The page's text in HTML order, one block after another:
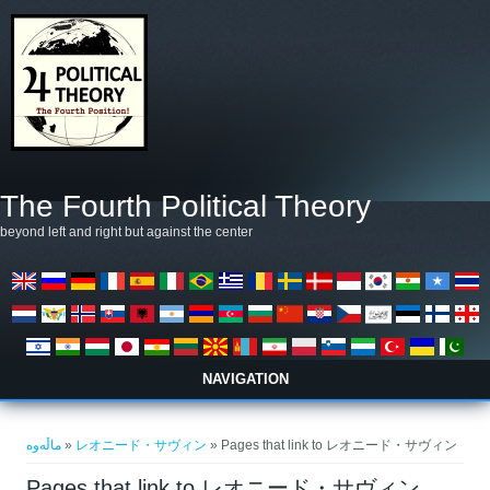
The Fourth Political Theory
beyond left and right but against the center
NAVIGATION
تۆ لێرەیت
ماڵەوە » レオニード・サヴィン» Pages that link to レオニード・サヴィン